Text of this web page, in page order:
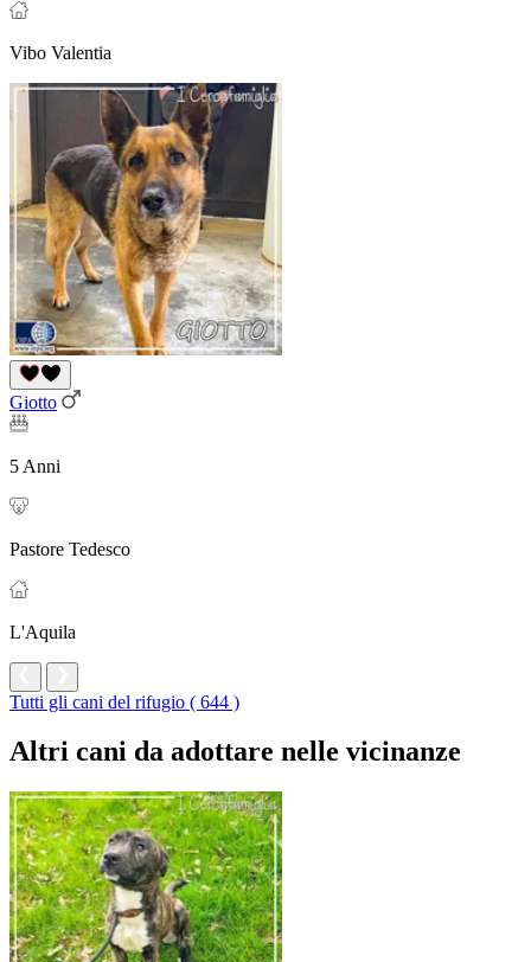
Vibo Valentia
Giotto
5 Anni
Pastore Tedesco
L'Aquila
Tutti gli cani del rifugio ( 644 )
Altri cani da adottare nelle vicinanze